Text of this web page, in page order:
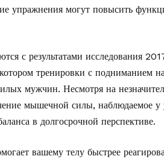
упражнения могут повысить
с результатами исследования
тренировки с подниманием
мужчин. Несмотря на
мышечной силы, наблюдаемое у
в долгосрочной перспективе.
вашему телу быстрее